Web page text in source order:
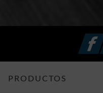
PRODUCTOS